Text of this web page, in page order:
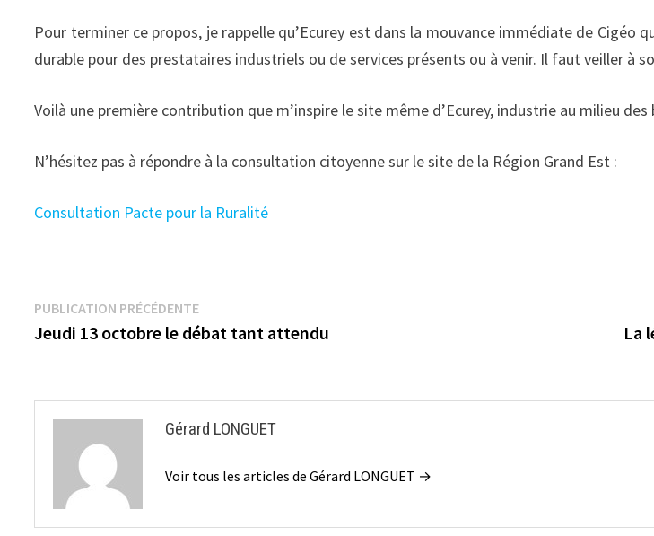
Pour terminer ce propos, je rappelle qu’Ecurey est dans la mouvance immédiate de Cigéo
durable pour des prestataires industriels ou de services présents ou à venir. Il faut veiller à
Voilà une première contribution que m’inspire le site même d’Ecurey, industrie au milieu des
N’hésitez pas à répondre à la consultation citoyenne sur le site de la Région Grand Est :
Consultation Pacte pour la Ruralité
Navigation
de
PUBLICATION PRÉCÉDENTEPublication
précédente :
Jeudi 13 octobre le débat tant attendu La
Gérard LONGUET
Voir tous les articles de Gérard LONGUET →